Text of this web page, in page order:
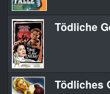
Tödliche
Tödliches